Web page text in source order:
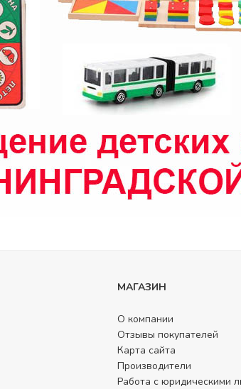
МАГАЗИН
О компании
Отзывы покупателей
Карта сайта
Производители
Работа с юридическими